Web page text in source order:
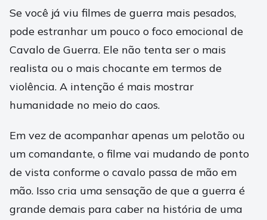
Se você já viu filmes de guerra mais pesados,
pode estranhar um pouco o foco emocional de
Cavalo de Guerra. Ele não tenta ser o mais
realista ou o mais chocante em termos de
violência. A intenção é mais mostrar
humanidade no meio do caos.
Em vez de acompanhar apenas um pelotão ou
um comandante, o filme vai mudando de ponto
de vista conforme o cavalo passa de mão em
mão. Isso cria uma sensação de que a guerra é
grande demais para caber na história de uma